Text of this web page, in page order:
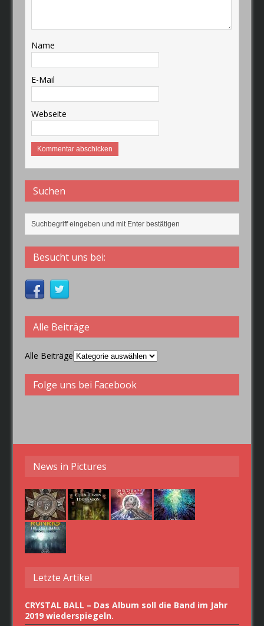
Name
E-Mail
Webseite
Suchen
Besucht uns bei:
Alle Beiträge
Alle Beiträge
Folge uns bei Facebook
News in Pictures
Letzte Artikel
CRYSTAL BALL – Das Album soll die Band im Jahr
2019 wiederspiegeln.